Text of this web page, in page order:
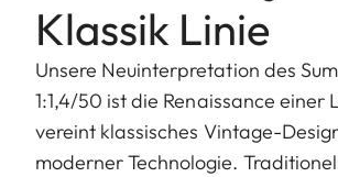
Klassik Linie
Unsere Neuinterpretation des
1:1,4/50 ist die Renaissance einer
vereint klassisches Vintage-
moderner Technologie.